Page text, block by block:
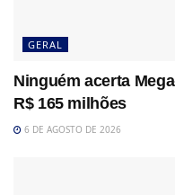
GERAL
Ninguém acerta
R$ 165 milhões
6 DE AGOSTO DE 2026